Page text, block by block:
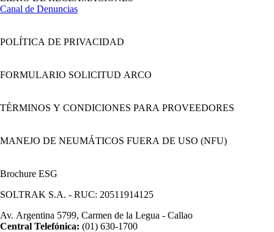
Canal de Denuncias
POLÍTICA DE PRIVACIDAD
FORMULARIO SOLICITUD ARCO
TÉRMINOS Y CONDICIONES PARA PROVEEDORES
MANEJO DE NEUMÁTICOS FUERA DE USO (NFU)
Brochure ESG
SOLTRAK S.A. - RUC: 20511914125
Av. Argentina 5799, Carmen de la Legua - Callao
Central Telefónica: (01) 630-1700